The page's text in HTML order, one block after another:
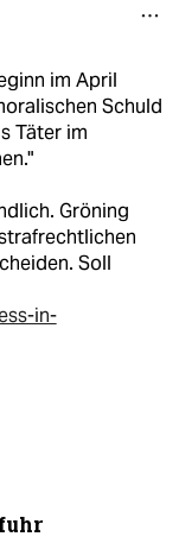
im April
Schuld
Täter im
Gröning
Soll
in-